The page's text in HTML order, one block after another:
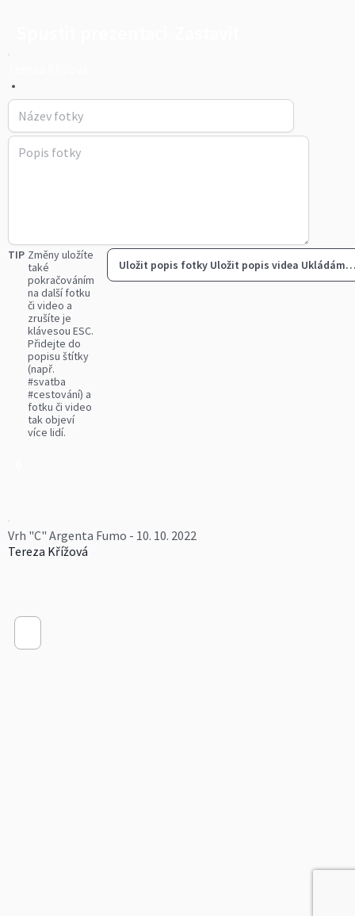
•
TIP Změny uložíte
také
pokračováním
na další fotku
či video a
zrušíte je
klávesou ESC.
Přidejte do
popisu štítky
(např.
#svatba
#cestování) a
fotku či video
tak objeví
více lidí.
Uložit popis fotky Uložit popis videa
Vrh "C" Argenta Fumo - 10. 10. 2022
Tereza Křížová